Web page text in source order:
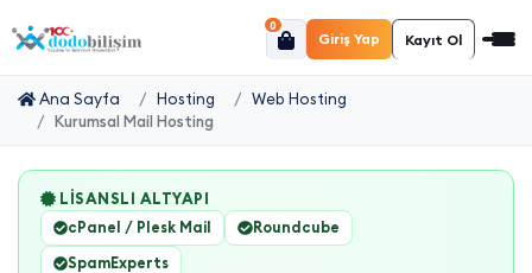
0
Giriş Yap Kayıt Ol
Ana Sayfa Hosting
Web Hosting
Kurumsal Mail Hosting
LISANSLI ALTYAPI
cPanel / Plesk Mail
Roundcube
SpamExperts